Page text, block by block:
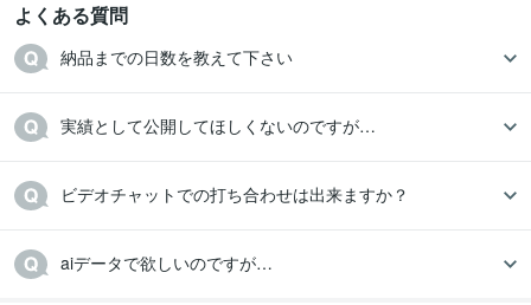
よくある質問
納品までの日数を教えて下さい
実績として公開してほしくないのですが…
ビデオチャットでの打ち合わせは出来ますか？
aiデータで欲しいのですが…